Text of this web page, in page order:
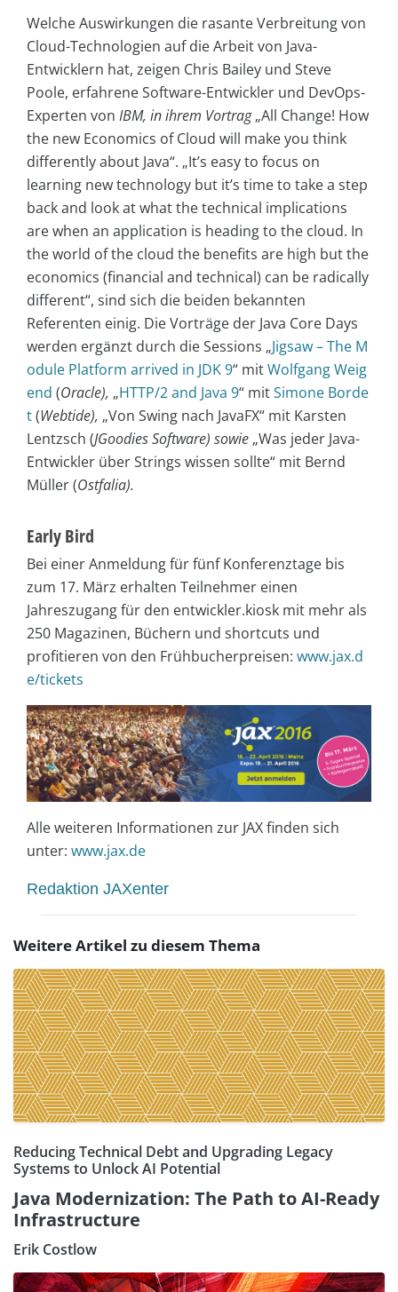
Welche Auswirkungen die rasante Verbreitung von
Cloud-Technologien auf die Arbeit von Java-
Entwicklern hat, zeigen Chris Bailey und Steve
Poole, erfahrene Software-Entwickler und DevOps-
Experten von IBM, in ihrem Vortrag„All Change! How
the new Economics of Cloud will make you think
differently about Java“. „It’s easy to focus on
learning new technology but it’s time to take a step
back and look at what the technical implications
are when an application is heading to the cloud. In
the world of the cloud the benefits are high but the
economics (financial and technical) can be radically
different“, sind sich die beiden bekannten
Referenten einig. Die Vorträge der Java Core Days
werden ergänzt durch die Sessions „Jigsaw – The M
odule Platform arrived in JDK 9“ mitWolfgang Weig
end (Oracle), „HTTP/2 and Java 9“ mitSimone Borde
t(Webtide), „Von Swing nach JavaFX“ mit Karsten
Lentzsch (JGoodies Software) sowie „Was jeder Java-
Entwickler über Strings wissen sollte“ mit Bernd
Müller (Ostfalia).
Early Bird
Bei einer Anmeldung für fünf Konferenztage bis
zum 17. März erhalten Teilnehmer einen
Jahreszugang für den entwickler.kiosk mit mehr als
250 Magazinen, Büchern und shortcuts und
profitieren von den Frühbucherpreisen: www.jax.d
e/tickets
Alle weiteren Informationen zur JAX finden sich
unter: www.jax.de
Redaktion JAXenter
Weitere Artikel zu diesem Thema
Reducing Technical Debt and Upgrading Legacy
Systems to Unlock AI Potential
Java Modernization: The Path to AI-Ready
Infrastructure
Erik Costlow